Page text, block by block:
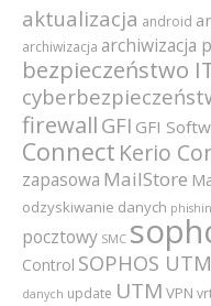
aktualizacja android
archiwizacja archiwizacja
bezpieczeństwo
firewall GFI GFI
Connect Kerio
zapasowa MailStore
odzyskiwanie danych
pocztowy SMC
Control SOPHOS UTM
danych update UTM VPN